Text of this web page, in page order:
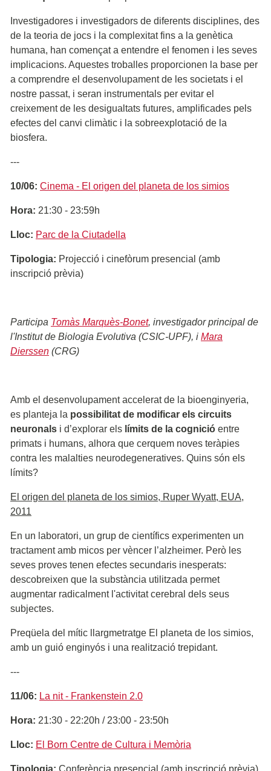
Investigadores i investigadors de diferents disciplines, des
de la teoria de jocs i la complexitat fins a la genètica
humana, han començat a entendre el fenomen i les seves
implicacions. Aquestes troballes proporcionen la base per
a comprendre el desenvolupament de les societats i el
nostre passat, i seran instrumentals per evitar el
creixement de les desigualtats futures, amplificades pels
efectes del canvi climàtic i la sobreexplotació de la
biosfera.
---
10/06: Cinema - El origen del planeta de los simios
Hora: 21:30 - 23:59h
Lloc: Parc de la Ciutadella
Tipologia: Projecció i cinefòrum presencial (amb
inscripció prèvia)
Participa Tomàs Marquès-Bonet, investigador principal de
l'Institut de Biologia Evolutiva (CSIC-UPF), i Mara
Dierssen (CRG)
Amb el desenvolupament accelerat de la bioenginyeria,
es planteja la possibilitat de modificar els circuits
neuronals i d’explorar els límits de la cognició entre
primats i humans, alhora que cerquem noves teràpies
contra les malalties neurodegeneratives. Quins són els
límits?
El origen del planeta de los simios, Ruper Wyatt, EUA,
2011
En un laboratori, un grup de científics experimenten un
tractament amb micos per vèncer l’alzheimer. Però les
seves proves tenen efectes secundaris inesperats:
descobreixen que la substància utilitzada permet
augmentar radicalment l'activitat cerebral dels seus
subjectes.
Preqüela del mític llargmetratge El planeta de los simios,
amb un guió enginyós i una realització trepidant.
---
11/06: La nit - Frankenstein 2.0
Hora: 21:30 - 22:20h / 23:00 - 23:50h
Lloc: El Born Centre de Cultura i Memòria
Tipologia: Conferència presencial (amb inscripció prèvia)